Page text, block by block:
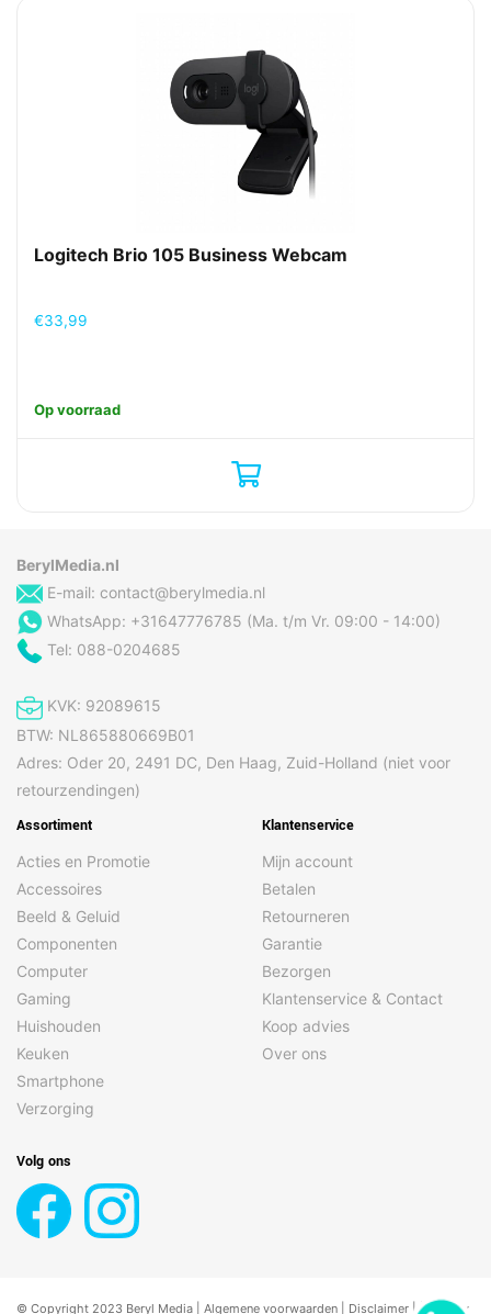
Logitech Brio 105 Business Webcam
€33,99
Op voorraad
BerylMedia.nl
E-mail: contact@berylmedia.nl
WhatsApp: +31647776785 (Ma. t/m Vr. 09:00 - 14:00)
Tel: 088-0204685
KVK: 92089615
BTW: NL865880669B01
Adres: Oder 20, 2491 DC, Den Haag, Zuid-Holland (niet voor
retourzendingen)
Assortiment
Acties en Promotie
Accessoires
Beeld & Geluid
Componenten
Computer
Gaming
Huishouden
Keuken
Smartphone
Verzorging
Klantenservice
Mijn account
Betalen
Retourneren
Garantie
Bezorgen
Klantenservice & Contact
Koop advies
Over ons
Volg ons
© Copyright 2023 Beryl Media | Algemene voorwaarden Disclaimer | |Privacy